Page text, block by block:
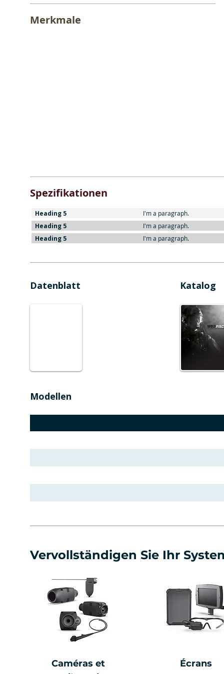
Merkmale
Spezifikationen
Heading 5 I'm a paragraph.
Heading 5 I'm a paragraph.
Heading 5 I'm a paragraph.
Datenblatt Katalog
Modellen
Vervollständigen Sie Ihr
Caméras et
Écrans